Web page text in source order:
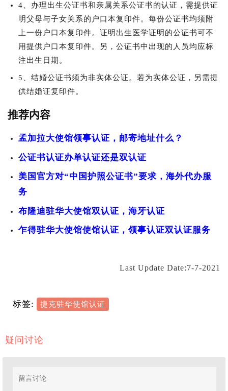
4、办理出生公证书和亲属关系公证书的认证，需提供证
明父母与子女关系的户口本复印件。每份公证书均须附
上一份户口本复印件。证明出生医学证明的公证书可不
用提供户口本复印件。另，公证书中出现的人员均应标
注出生日期。
5、结婚公证书须为非实体公证。若为实体公证，另需提
供结婚证复印件。
推荐内容
孟加拉大使馆领事认证，邮寄地址什么？
公证书认证办单认证还是双认证
美国官方对“中国护照公证书”要求，海外代办服
务
布隆迪驻华大使馆双认证，海牙认证
乍得驻华大使馆使馆认证，领事认证双认证服务
Last Update Date:7-7-2021
标签: 捷克驻华使馆认证
疑问讨论